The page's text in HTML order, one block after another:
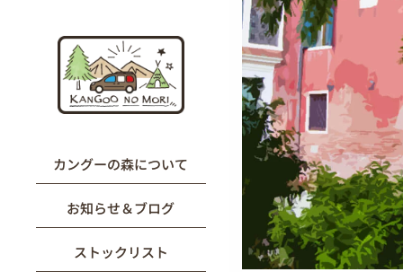
カングーの森について
お知らせ＆ブログ
ストックリスト